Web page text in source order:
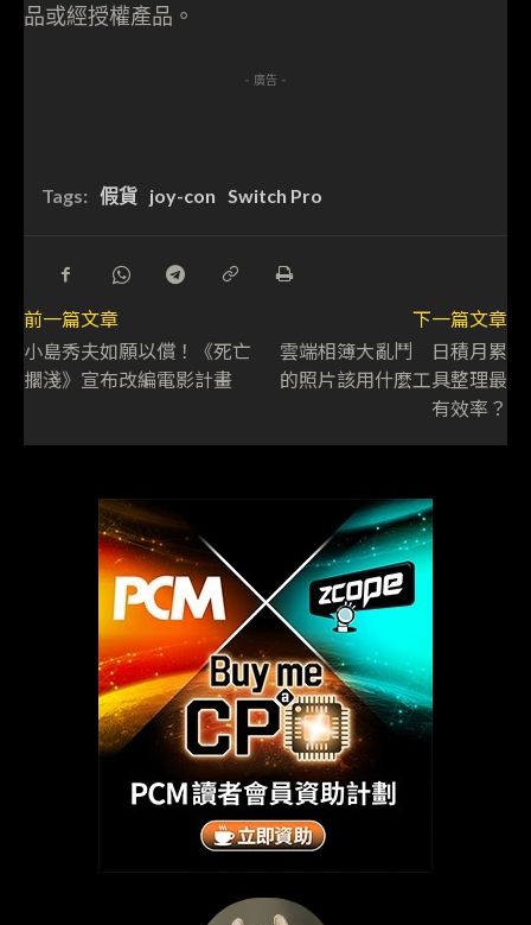
品或經授權產品。
- 廣告 -
Tags: 假貨 joy-con Switch Pro
前一篇文章
小島秀夫如願以償！《死亡
擱淺》宣布改編電影計畫
下一篇文章
雲端相簿大亂鬥 日積月累
的照片該用什麼工具整理最
有效率？